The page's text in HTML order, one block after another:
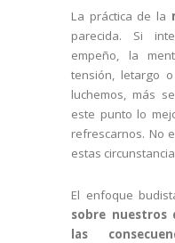
La práctica de la
parecida. Si
empeño, la
tensión, letargo
luchemos, más
este punto lo
refrescarnos. No
estas
El enfoque
sobre nuestros
las